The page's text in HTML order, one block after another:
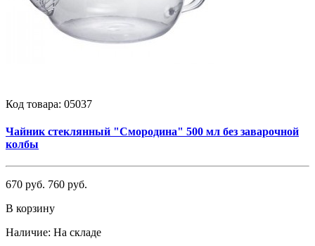
Код товара: 05037
Чайник стеклянный "Смородина" 500 мл без заварочной
колбы
670 руб. 760 руб.
В корзину
Наличие: На складе